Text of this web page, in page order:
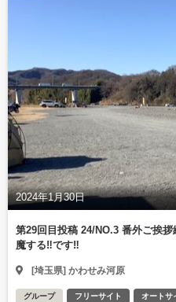
2024年1月30日
第29回目投稿 24/NO.3 番外ご挨
魔する‼️です‼️
[埼玉県] かわせみ河原
グループ フリーサイト オートサ